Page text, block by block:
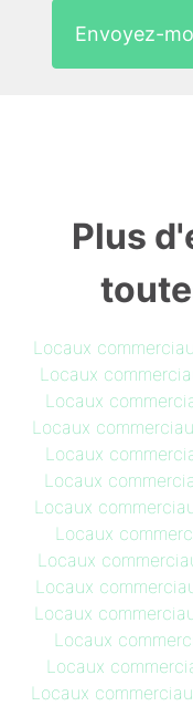
Envoyez-
Plus
Locaux
Locaux
Locaux
Locaux
Locaux
Locaux
Locaux
Locaux
Locaux
Locaux
Locaux
Locaux
Locaux
Locaux